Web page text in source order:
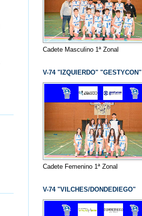
Cadete Masculino 1ª Zonal
V-74 "IZQUIERDO" "GESTYCON"
Cadete Femenino 1ª Zonal
V-74 "VILCHES/DONDEDIEGO"